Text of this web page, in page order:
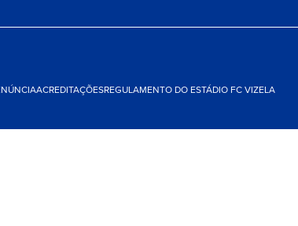
ACREDITAÇÕESREGULAMENTO DO ESTÁDIO FC VIZELA